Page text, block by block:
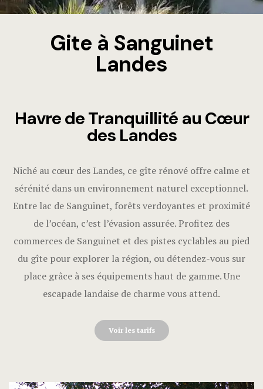
Gite à Sanguinet
Landes
Havre de Tranquillité au Cœur
des Landes
Niché au cœur des Landes, ce gîte rénové offre calme et
sérénité dans un environnement naturel exceptionnel.
Entre lac de Sanguinet, forêts verdoyantes et proximité
de l’océan, c’est l’évasion assurée. Profitez des
commerces de Sanguinet et des pistes cyclables au pied
du gîte pour explorer la région, ou détendez-vous sur
place grâce à ses équipements haut de gamme. Une
escapade landaise de charme vous attend.
Voir les tarifs